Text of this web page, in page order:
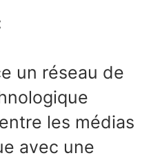
un réseau de
les médias
avec une